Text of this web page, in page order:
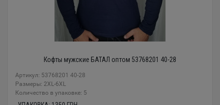
Кофты мужские БАТАЛ оптом 53768201 40-28
Артикул: 53768201 40-28
Размеры: 2XL-6XL
Количество в упаковке: 5